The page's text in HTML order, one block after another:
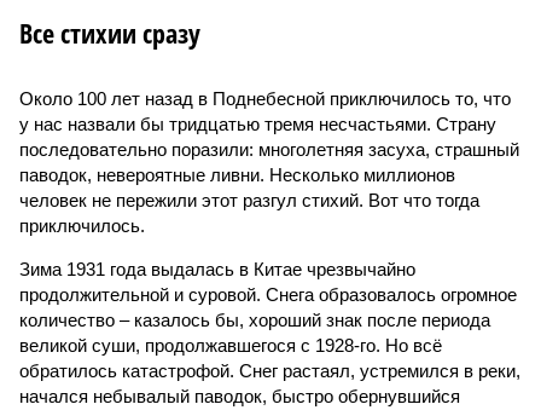
Все стихии сразу
Около 100 лет назад в Поднебесной приключилось то, что
у нас назвали бы тридцатью тремя несчастьями. Страну
последовательно поразили: многолетняя засуха, страшный
паводок, невероятные ливни. Несколько миллионов
человек не пережили этот разгул стихий. Вот что тогда
приключилось.
Зима 1931 года выдалась в Китае чрезвычайно
продолжительной и суровой. Снега образовалось огромное
количество – казалось бы, хороший знак после периода
великой суши, продолжавшегося с 1928-го. Но всё
обратилось катастрофой. Снег растаял, устремился в реки,
начался небывалый паводок, быстро обернувшийся